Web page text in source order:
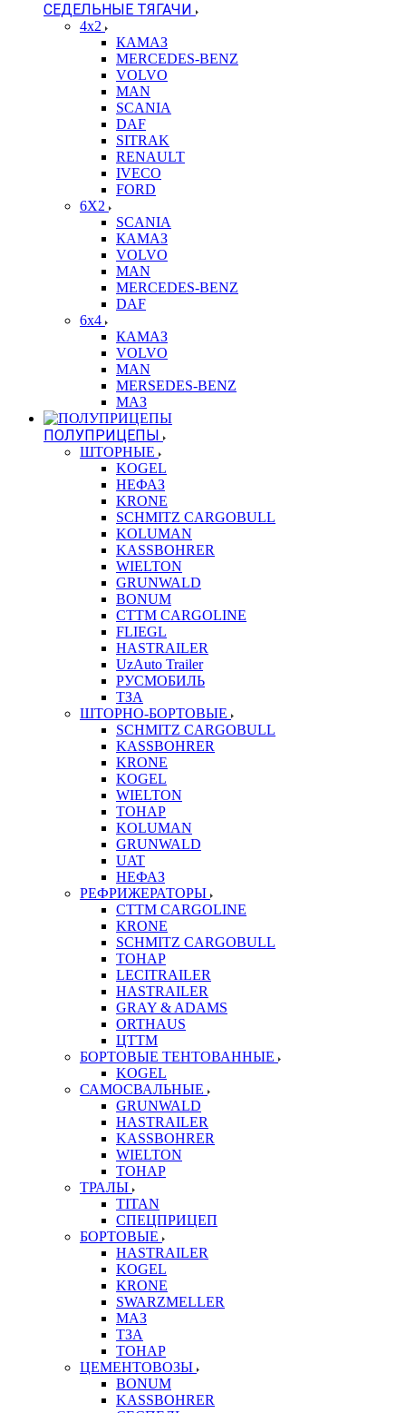
СЕДЕЛЬНЫЕ ТЯГАЧИ
4x2
КАМАЗ
MERCEDES-BENZ
VOLVO
MAN
SCANIA
DAF
SITRAK
RENAULT
IVECO
FORD
6X2
SCANIA
КАМАЗ
VOLVO
MAN
MERCEDES-BENZ
DAF
6x4
КАМАЗ
VOLVO
MAN
MERSEDES-BENZ
МАЗ
ПОЛУПРИЦЕПЫ
ШТОРНЫЕ
KOGEL
НЕФАЗ
KRONE
SCHMITZ CARGOBULL
KOLUMAN
KASSBOHRER
WIELTON
GRUNWALD
BONUM
CTTM CARGOLINE
FLIEGL
HASTRAILER
UzAuto Trailer
РУСМОБИЛЬ
ТЗА
ШТОРНО-БОРТОВЫЕ
SCHMITZ CARGOBULL
KASSBOHRER
KRONE
KOGEL
WIELTON
ТОНАР
KOLUMAN
GRUNWALD
UAT
НЕФАЗ
РЕФРИЖЕРАТОРЫ
CTTM CARGOLINE
KRONE
SCHMITZ CARGOBULL
ТОНАР
LECITRAILER
HASTRAILER
GRAY & ADAMS
ORTHAUS
ЦТТМ
БОРТОВЫЕ ТЕНТОВАННЫЕ
KOGEL
САМОСВАЛЬНЫЕ
GRUNWALD
HASTRAILER
KASSBOHRER
WIELTON
ТОНАР
ТРАЛЫ
TITAN
СПЕЦПРИЦЕП
БОРТОВЫЕ
HASTRAILER
KOGEL
KRONE
SWARZMELLER
МАЗ
ТЗА
ТОНАР
ЦЕМЕНТОВОЗЫ
BONUM
KASSBOHRER